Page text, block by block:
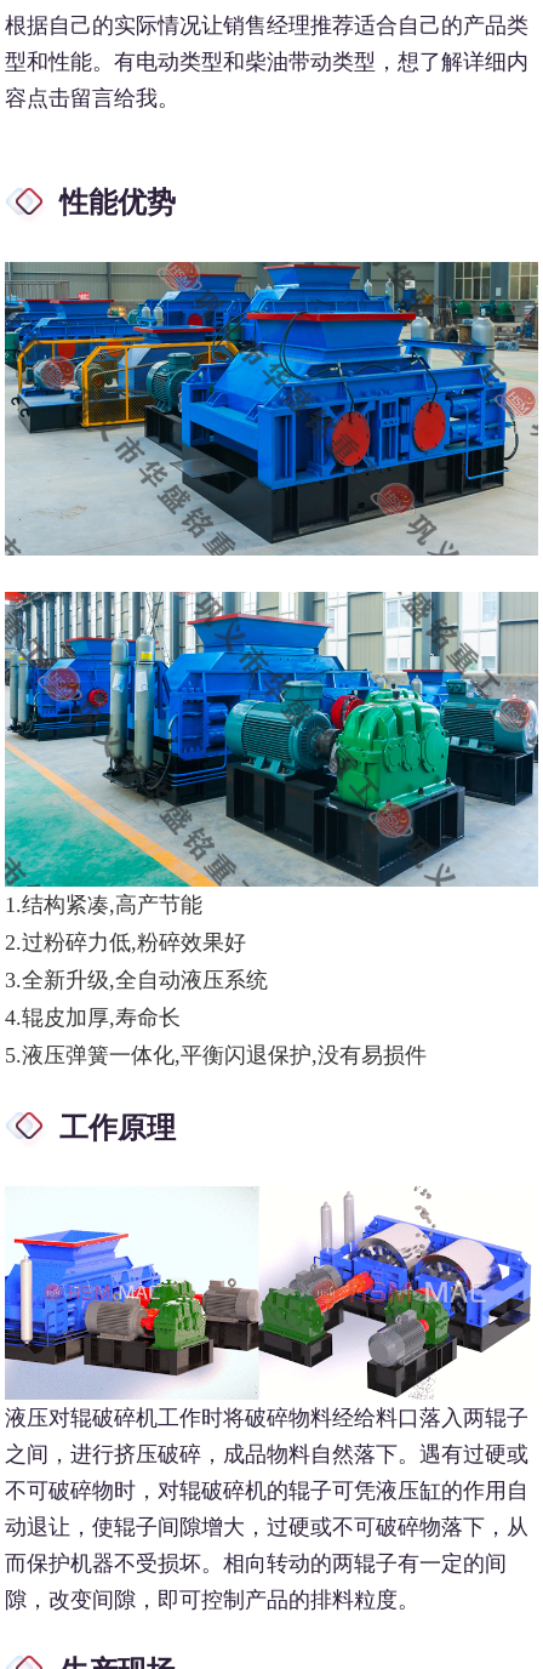
根据自己的实际情况让销售经理推荐适合自己的产品类
型和性能。有电动类型和柴油带动类型，想了解详细内
容点击留言给我。
性能优势
1.结构紧凑,高产节能
2.过粉碎力低,粉碎效果好
3.全新升级,全自动液压系统
4.辊皮加厚,寿命长
5.液压弹簧一体化,平衡闪退保护,没有易损件
工作原理
液压对辊破碎机工作时将破碎物料经给料口落入两辊子
之间，进行挤压破碎，成品物料自然落下。遇有过硬或
不可破碎物时，对辊破碎机的辊子可凭液压缸的作用自
动退让，使辊子间隙增大，过硬或不可破碎物落下，从
而保护机器不受损坏。相向转动的两辊子有一定的间
隙，改变间隙，即可控制产品的排料粒度。